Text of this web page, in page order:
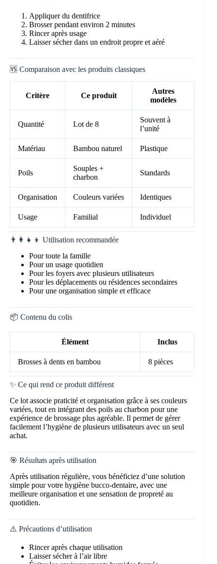
Appliquer du dentifrice
Brosser pendant environ 2 minutes
Rincer après usage
Laisser sécher dans un endroit propre et aéré
🆚 Comparaison avec les produits classiques
Critère Ce produit
Autres
modèles
Quantité Lot de 8
Souvent à
l’unité
Matériau Bambou naturel Plastique
Poils
Souples +
charbon
Standards
Organisation Couleurs variées Identiques
Usage Familial Individuel
👨‍👩‍👧‍👦 Utilisation recommandée
Pour toute la famille
Pour un usage quotidien
Pour les foyers avec plusieurs utilisateurs
Pour les déplacements ou résidences secondaires
Pour une organisation simple et efficace
📦 Contenu du colis
Élément Inclus
Brosses à dents en bambou 8 pièces
✨ Ce qui rend ce produit différent
Ce lot associe praticité et organisation grâce à ses couleurs
variées, tout en intégrant des poils au charbon pour une
expérience de brossage plus agréable. Il permet de gérer
facilement l’hygiène de plusieurs utilisateurs avec un seul
achat.
🎯 Résultats après utilisation
Après utilisation régulière, vous bénéficiez d’une solution
simple pour votre hygiène bucco-dentaire, avec une
meilleure organisation et une sensation de propreté au
quotidien.
⚠️ Précautions d’utilisation
Rincer après chaque utilisation
Laisser sécher à l’air libre